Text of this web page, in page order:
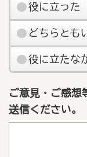
役に立った
どちらとも
役に立たな
ご意見・ご感想
送信ください。